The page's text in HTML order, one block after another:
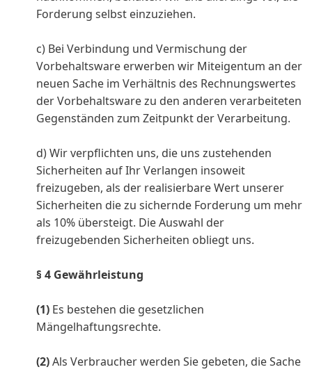
Forderung selbst einzuziehen.
c) Bei Verbindung und Vermischung der
Vorbehaltsware erwerben wir Miteigentum an der
neuen Sache im Verhältnis des Rechnungswertes
der Vorbehaltsware zu den anderen verarbeiteten
Gegenständen zum Zeitpunkt der Verarbeitung.
d) Wir verpflichten uns, die uns zustehenden
Sicherheiten auf Ihr Verlangen insoweit
freizugeben, als der realisierbare Wert unserer
Sicherheiten die zu sichernde Forderung um mehr
als 10% übersteigt. Die Auswahl der
freizugebenden Sicherheiten obliegt uns.
§ 4 Gewährleistung
(1) Es bestehen die gesetzlichen
Mängelhaftungsrechte.
(2)Als Verbraucher werden Sie gebeten, die Sache